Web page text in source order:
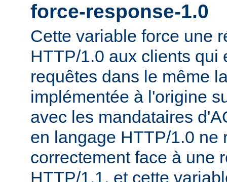
force-response-1.0
Cette variable force une
HTTP/1.0 aux clients qui
requêtes dans le même
implémentée à l'origine
avec les mandataires
en langage HTTP/1.0 ne
correctement face à une
HTTP/1.1, et cette